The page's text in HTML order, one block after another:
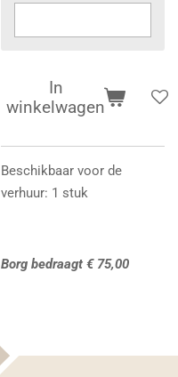
In
winkelwagen
Beschikbaar voor de
verhuur: 1 stuk
Borg bedraagt € 75,00